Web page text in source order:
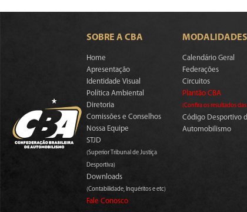
SOBRE A CBA
Home
Apresentação
Identidade Visual
Política Ambiental
Diretoria
Comissões e Conselhos
Nossa Equipe
STJD
(Superior Tribunal de Justiça
Desportiva)
Downloads
(Contabilidade, Inquéritos e etc)
Fale Conosco
MODALIDADES
Calendário Geral
Federações
Circuitos
Plantão CBA
(Confira os resultados
Código Desportivo
Automobilismo